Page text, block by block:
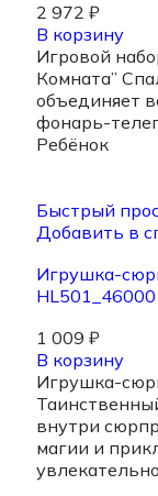
2 972 ₽
В корзину
Игровой
Комната”
объединяет
фонарь-
Ребёнок
Быстрый
Добавить в
Игрушка-
1 009 ₽
В корзину
Игрушка-
внутри
магии и